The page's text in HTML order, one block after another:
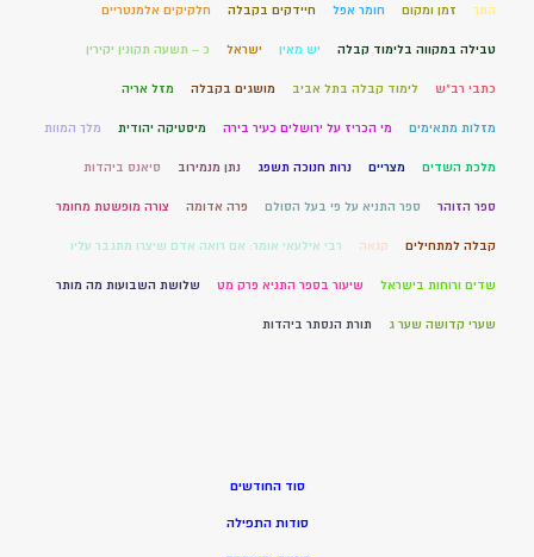
התך זמן ומקום חומר אפל חיידקים בקבלה חלקיקים אלמנטריים
טבילה במקווה בלימוד קבלה יש מאין ישראל כ – תשעה תקונין יקירין
כתבי רב"ש לימוד קבלה בתל אביב מושגים בקבלה מזל אריה
מזלות מתאימים מי הכריז על ירושלים כעיר בירה מיסטיקה יהודית מלך המוות
מלכת השדים מצריים נרות חנוכה תשפג נתן מנמירוב סיאנס ביהדות
ספר הזוהר ספר התניא על פי בעל הסולם פרה אדומה צורה מופשטת מחומר
קבלה למתחילים קנאה רבי אילעאי אומר: אם רואה אדם שיצרו מתגבר עליו
שדים ורוחות בישראל שיעור בספר התניא פרק מט שלושת השבועות מה מותר
שערי קדושה שער ג תורת הנסתר ביהדות
סוד החודשים
סודות התפילה